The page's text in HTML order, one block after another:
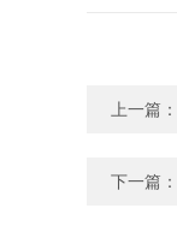
上一篇：
下一篇：